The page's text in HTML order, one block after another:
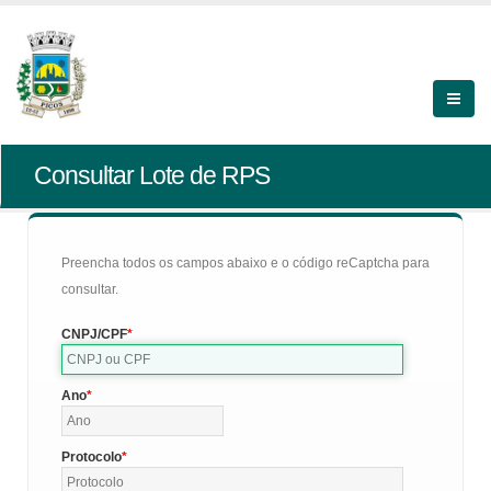
Consultar Lote de RPS
Preencha todos os campos abaixo e o código reCaptcha para
consultar.
CNPJ/CPF
Ano
Protocolo